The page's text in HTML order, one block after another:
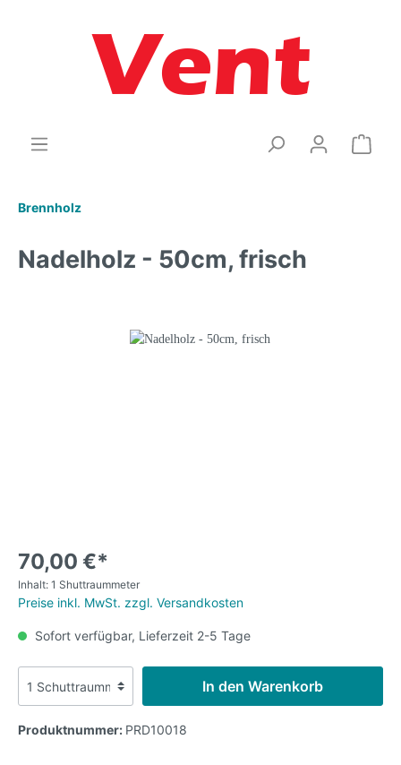
Brennholz
Nadelholz - 50cm, frisch
70,00 €*
Inhalt: 1 Shuttraummeter
Preise inkl. MwSt. zzgl. Versandkosten
Sofort verfügbar, Lieferzeit 2-5 Tage
In den Warenkorb
Produktnummer: PRD10018